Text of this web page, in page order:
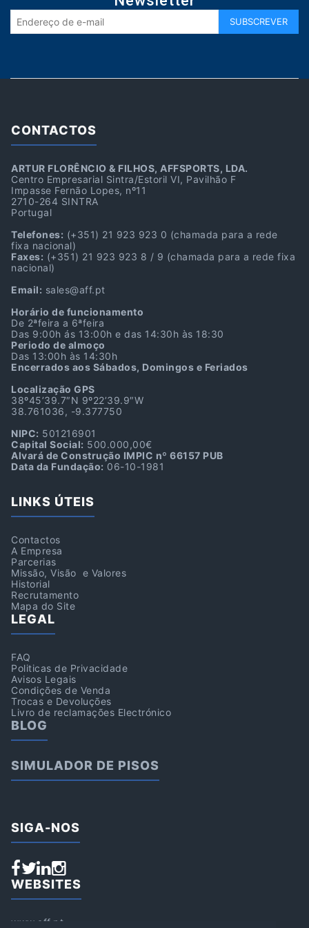
CONTACTOS
ARTUR FLORÊNCIO & FILHOS, AFFSPORTS, LDA.
Centro Empresarial Sintra/Estoril VI, Pavilhão F
Impasse Fernão Lopes, nº11
2710-264 SINTRA
Portugal
Telefones: (+351) 21 923 923 0 (chamada para a rede
fixa nacional)
Faxes: (+351) 21 923 923 8 / 9 (chamada para a rede fixa
nacional)
Email: sales@aff.pt
Horário de funcionamento
De 2ªfeira a 6ªfeira
Das 9:00h ás 13:00h e das 14:30h às 18:30
Periodo de almoço
Das 13:00h às 14:30h
Encerrados aos Sábados, Domingos e Feriados
Localização GPS
38º45’39.7″N 9º22’39.9″W
38.761036, -9.377750
NIPC: 501216901
Capital Social: 500.000,00€
Alvará de Construção IMPIC nº 66157 PUB
Data da Fundação: 06-10-1981
LINKS ÚTEIS
Contactos
A Empresa
Parcerias
Missão, Visão e Valores
Historial
Recrutamento
Mapa do Site
LEGAL
FAQ
Politicas de Privacidade
Avisos Legais
Condições de Venda
Trocas e Devoluções
Livro de reclamações Electrónico
BLOG
SIMULADOR DE PISOS
SIGA-NOS
WEBSITES
www.aff.pt